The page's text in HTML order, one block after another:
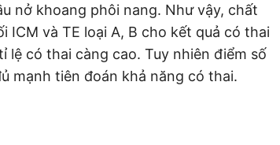
nở khoang phôi nang. Như vậy, chất
và TE loại A, B cho kết quả có thai
lệ có thai càng cao. Tuy nhiên điểm số
mạnh tiên đoán khả năng có thai.